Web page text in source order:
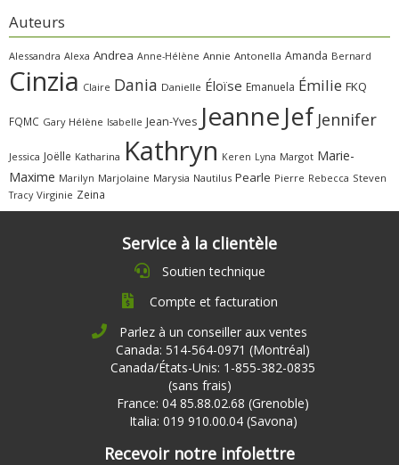
Auteurs
Alessandra Alexa Andrea Anne-Hélène Annie Antonella Amanda Bernard
Cinzia Claire Dania Danielle Éloïse Emanuela Émilie FKQ
FQMC Gary Hélène Isabelle Jean-Yves Jeanne Jef Jennifer
Jessica Joëlle Katharina Kathryn Keren Lyna Margot Marie-
Maxime Marilyn Marjolaine Marysia Nautilus Pearle Pierre Rebecca Steven
Tracy Virginie Zeina
Service à la clientèle
Soutien technique
Compte et facturation
Parlez à un conseiller aux ventes
Canada: 514-564-0971 (Montréal)
Canada/États-Unis: 1-855-382-0835
(sans frais)
France: 04 85.88.02.68 (Grenoble)
Italia: 019 910.00.04 (Savona)
Recevoir notre infolettre